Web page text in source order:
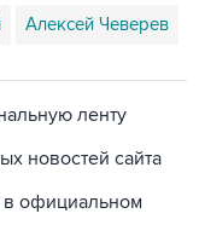
Алексей Чеверев
ленту
новостей сайта
в официальном